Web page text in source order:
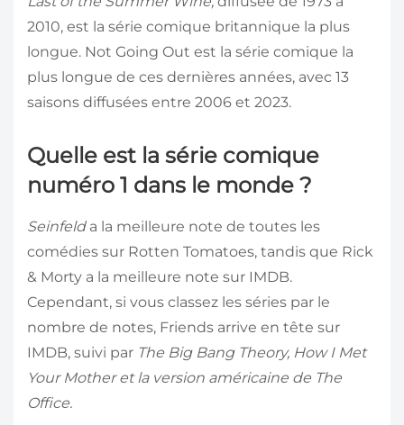
2010, est la série comique britannique la plus
longue. Not Going Out est la série comique la
plus longue de ces dernières années, avec 13
saisons diffusées entre 2006 et 2023.
Quelle est la série comique
numéro 1 dans le monde ?
Seinfeld a la meilleure note de toutes les
comédies sur Rotten Tomatoes, tandis que Rick
& Morty a la meilleure note sur IMDB.
Cependant, si vous classez les séries par le
nombre de notes, Friends arrive en tête sur
IMDB, suivi par The Big Bang Theory, How I Met
Your Motheret la version américaine de The
Office.